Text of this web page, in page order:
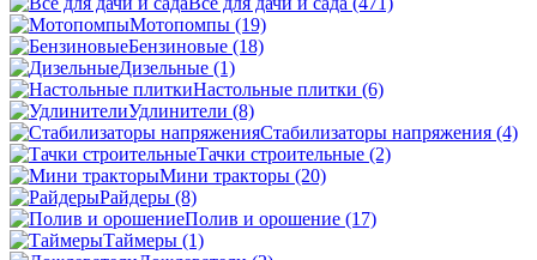
Мотопомпы (19)
Бензиновые (18)
Дизельные (1)
Настольные плитки (6)
Удлинители (8)
Стабилизаторы напряжения (4)
Тачки строительные (2)
Мини тракторы (20)
Райдеры (8)
Полив и орошение (17)
Таймеры (1)